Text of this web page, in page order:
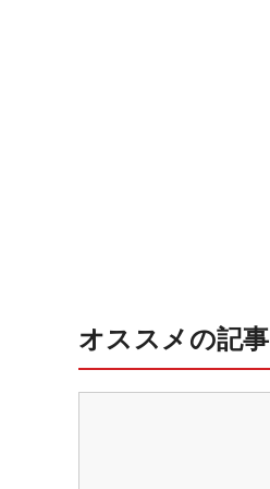
オススメの記事